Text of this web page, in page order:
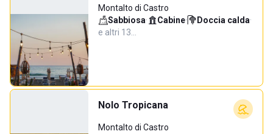
Montalto di Castro
Sabbiosa· Cabine· Doccia calda·
e altri 13…
Nolo Tropicana
Montalto di Castro